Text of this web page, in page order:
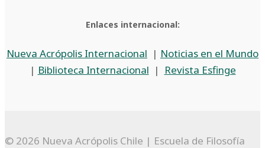
Enlaces internacional:
Nueva Acrópolis Internacional | Noticias en el Mundo
| Biblioteca Internacional | Revista Esfinge
© 2026 Nueva Acrópolis Chile | Escuela de Filosofía